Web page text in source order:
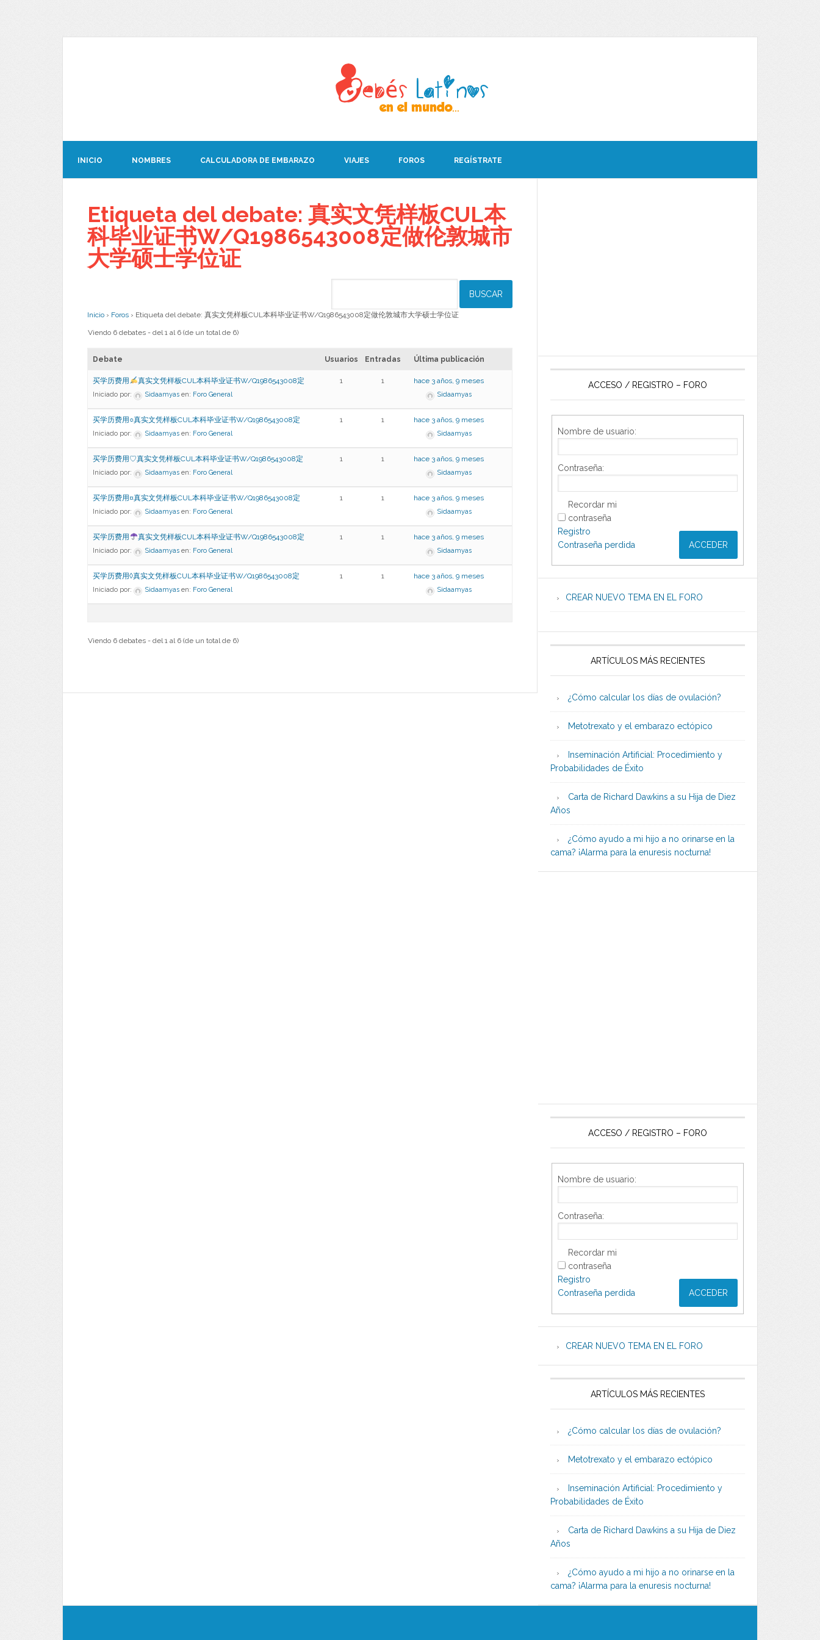
INICIO NOMBRES CALCULADORA DE EMBARAZO VIAJES FOROS REGÍSTRATE
Etiqueta del debate: 真实文凭样板CUL本
科毕业证书W/Q1986543008定做伦敦城市
大学硕士学位证
Inicio › Foros › Etiqueta del debate: 真实文凭样板CUL本科毕业证书W/Q1986543008定做伦敦城市大学硕士学位证
Viendo 6 debates - del 1 al 6 (de un total de 6)
Debate Usuarios Entradas Última publicación
买学历费用 真实文凭样板CUL本科毕业证书W/Q1986543008定
Iniciado por: Sidaamyas en: Foro General
1 1 hace 3 años, 9 meses
Sidaamyas
买学历费用○真实文凭样板CUL本科毕业证书W/Q1986543008定
Iniciado por: Sidaamyas en: Foro General
1 1 hace 3 años, 9 meses
Sidaamyas
买学历费用♡真实文凭样板CUL本科毕业证书W/Q1986543008定
Iniciado por: Sidaamyas en: Foro General
1 1 hace 3 años, 9 meses
Sidaamyas
买学历费用¤真实文凭样板CUL本科毕业证书W/Q1986543008定
Iniciado por: Sidaamyas en: Foro General
1 1 hace 3 años, 9 meses
Sidaamyas
买学历费用 真实文凭样板CUL本科毕业证书W/Q1986543008定
Iniciado por: Sidaamyas en: Foro General
1 1 hace 3 años, 9 meses
Sidaamyas
买学历费用◊真实文凭样板CUL本科毕业证书W/Q1986543008定
Iniciado por: Sidaamyas en: Foro General
1 1 hace 3 años, 9 meses
Sidaamyas
Viendo 6 debates - del 1 al 6 (de un total de 6)
ACCESO / REGISTRO – FORO
Nombre de usuario:
Contraseña:
Recordar mi
contraseña
ACCEDER
Registro
Contraseña perdida
CREAR NUEVO TEMA EN EL FORO
ARTÍCULOS MÁS RECIENTES
¿Cómo calcular los días de ovulación?
Metotrexato y el embarazo ectópico
Inseminación Artificial: Procedimiento y
Probabilidades de Éxito
Carta de Richard Dawkins a su Hija de Diez
Años
¿Cómo ayudo a mi hijo a no orinarse en la
cama? ¡Alarma para la enuresis nocturna!
ACCESO / REGISTRO – FORO
Nombre de usuario:
Contraseña:
Recordar mi
contraseña
ACCEDER
Registro
Contraseña perdida
CREAR NUEVO TEMA EN EL FORO
ARTÍCULOS MÁS RECIENTES
¿Cómo calcular los días de ovulación?
Metotrexato y el embarazo ectópico
Inseminación Artificial: Procedimiento y
Probabilidades de Éxito
Carta de Richard Dawkins a su Hija de Diez
Años
¿Cómo ayudo a mi hijo a no orinarse en la
cama? ¡Alarma para la enuresis nocturna!